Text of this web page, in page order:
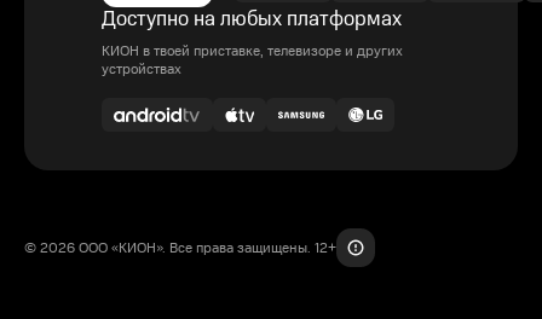
Доступно на любых платформах
КИОН в твоей приставке, телевизоре и других
устройствах
© 2026 ООО «КИОН». Все права защищены. 12+